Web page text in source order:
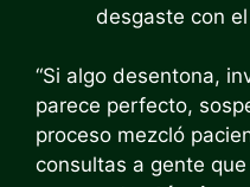
desgaste con
“Si algo desentona,
parece perfecto,
proceso mezcló
consultas a gente